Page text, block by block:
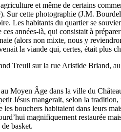
et même de certains
Sur cette photographie (J.M.
Les habitants du quartier se
années-là, qui consistait à
(alors non mixte, nous y
la viande qui, certes, était plus
Treuil sur la rue Aristide Briand,
Moyen Âge dans la ville du
Jésus mangerait, selon la
bouchers habitaient dans leurs
magnifiquement restaurée
basket.